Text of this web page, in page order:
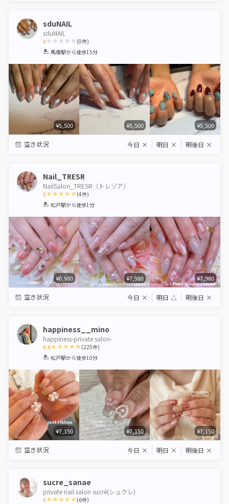
sduNAIL
sduNAIL
0
1 2 3 4 5
(0件)
馬橋駅から徒歩15分
¥5,500 ¥5,500 ¥5,500
空き状況 今日 × 明日 × 明後日 ×
Nail_TRESR
NailSalon_TRESR（トレゾア）
5
1 2 3 4 5
(4件)
松戸駅から徒歩1分
¥6,980 ¥7,980 ¥7,980
空き状況 今日 × 明日 △ 明後日 ×
happiness__mino
happiness-private salon-
4.8
1 2 3 4 5
(225件)
松戸駅から徒歩10分
¥7,150 ¥7,150 ¥7,150
空き状況 今日 × 明日 × 明後日 ×
sucre_sanae
private nail salon sucré(シュクレ)
5 (6件)